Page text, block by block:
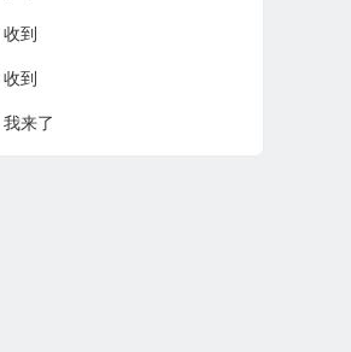
收到
收到
我来了